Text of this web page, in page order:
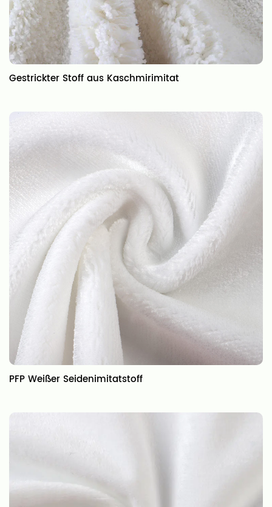
Gestrickter Stoff aus Kaschmirimitat
PFP Weißer Seidenimitatstoff